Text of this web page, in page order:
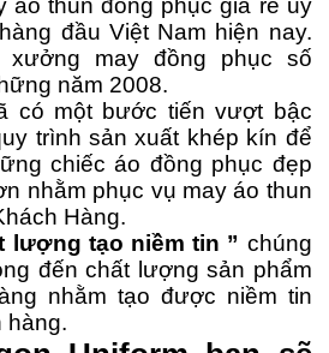
đầu Việt Nam hiện nay.
xưởng may đồng phục số
năm 2008.
có một bước tiến vượt bậc
trình sản xuất khép kín để
chiếc áo đồng phục đẹp
nhằm phục vụ may áo thun
Hàng.
lượng tạo niềm tin ” chúng
đến chất lượng sản phẩm
nhằm tạo được niềm tin
hàng.